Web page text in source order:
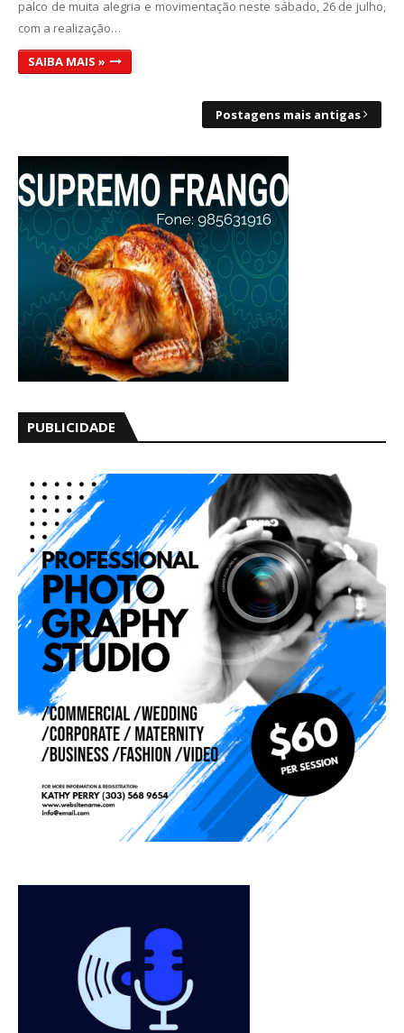
palco de muita alegria e movimentação neste sábado, 26 de julho,
com a realização…
SAIBA MAIS »
Postagens mais antigas
PUBLICIDADE